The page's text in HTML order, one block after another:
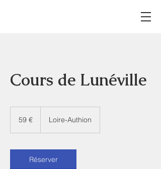
Cours de Lunéville
59 € Loire-Authion
Réserver